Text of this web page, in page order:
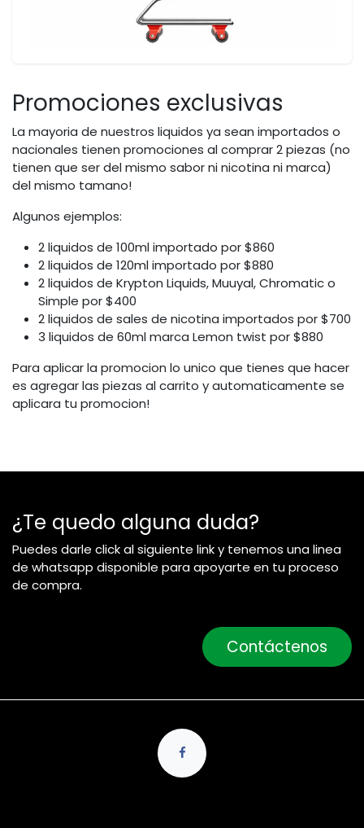
Promociones exclusivas
La mayoria de nuestros liquidos ya sean importados o
nacionales tienen promociones al comprar 2 piezas (no
tienen que ser del mismo sabor ni nicotina ni marca)
del mismo tamano!
Algunos ejemplos:
2 liquidos de 100ml importado por $860
2 liquidos de 120ml importado por $880
2 liquidos de Krypton Liquids, Muuyal, Chromatic o
Simple por $400
2 liquidos de sales de nicotina importados por $700
3 liquidos de 60ml marca Lemon twist por $880
Para aplicar la promocion lo unico que tienes que hacer
es agregar las piezas al carrito y automaticamente se
aplicara tu promocion!
¿Te quedo alguna duda?
Puedes darle click al siguiente link y tenemos una linea
de whatsapp disponible para apoyarte en tu proceso
de compra.
Contáctenos